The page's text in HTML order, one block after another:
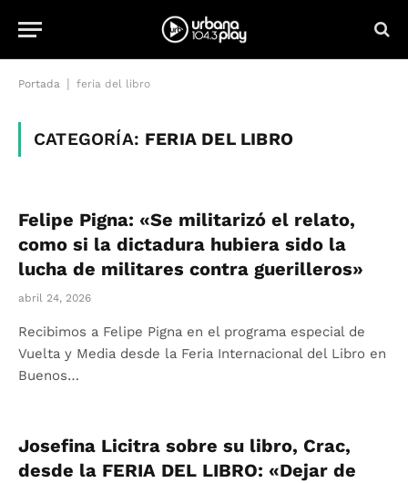
Portada feria del libro
CATEGORÍA: FERIA DEL LIBRO
Felipe Pigna: «Se militarizó el relato,
como si la dictadura hubiera sido la
lucha de militares contra guerilleros»
abril 24, 2026
Recibimos a Felipe Pigna en el programa especial de
Vuelta y Media desde la Feria Internacional del Libro en
Buenos…
Josefina Licitra sobre su libro, Crac,
desde la FERIA DEL LIBRO: «Dejar de